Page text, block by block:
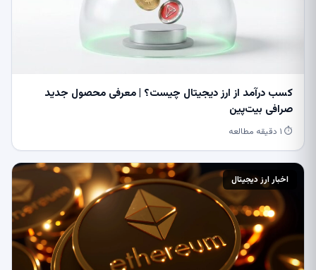
کسب درآمد از ارز دیجیتال چیست؟ | معرفی محصول جدید
صرافی بیت‌پین
⏱ ۱ دقیقه مطالعه
اخبار ارز دیجیتال